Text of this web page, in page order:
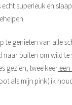
echt superleuk en
te genieten van alle
naar buiten om wild
gezien, twee keer
als mijn pink( ik